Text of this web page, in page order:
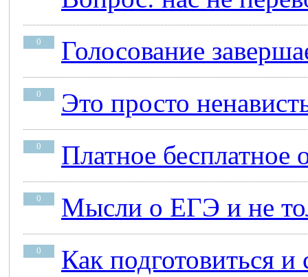
0 Голосование
0 Это просто
0 Платное бесплатное
0 Мысли о ЕГЭ и не
0 Как подготовиться